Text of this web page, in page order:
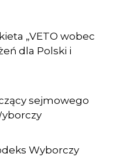
„VETO wobec
dla Polski i
sejmowego
Wyborczy